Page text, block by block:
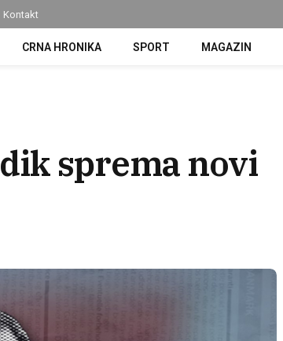
Kontakt
CRNA HRONIKA SPORT MAGAZIN
sprema novi